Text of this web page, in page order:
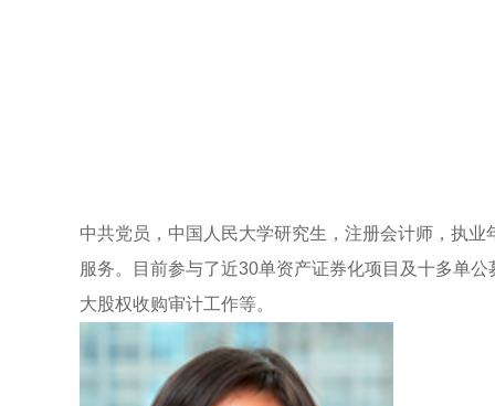
中共党员，中国人民大学研究生，注册会计师，执
服务。目前参与了近30单资产证券化项目及十多单
大股权收购审计工作等。